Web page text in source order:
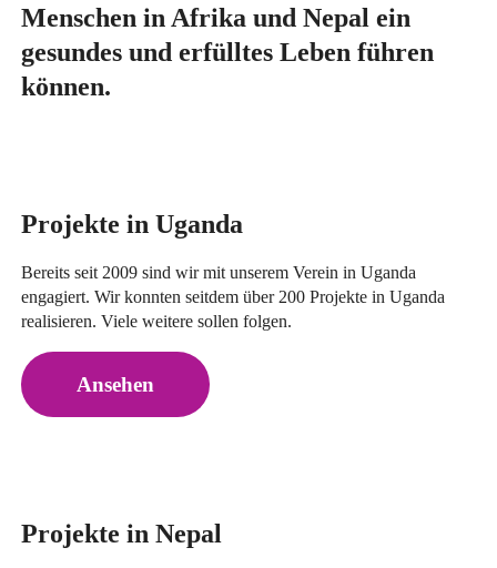
Menschen in Afrika und Nepal ein
gesundes und erfülltes Leben führen
können.
Projekte in Uganda
Bereits seit 2009 sind wir mit unserem Verein in Uganda
engagiert. Wir konnten seitdem über 200 Projekte in Uganda
realisieren. Viele weitere sollen folgen.
Ansehen
Projekte in Nepal